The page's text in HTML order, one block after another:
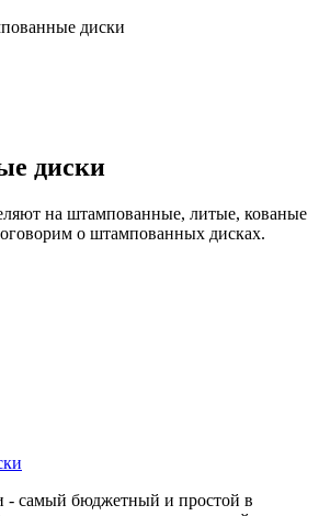
диски
диски
на штампованные, литые, кованые
о штампованных дисках.
самый бюджетный и простой в